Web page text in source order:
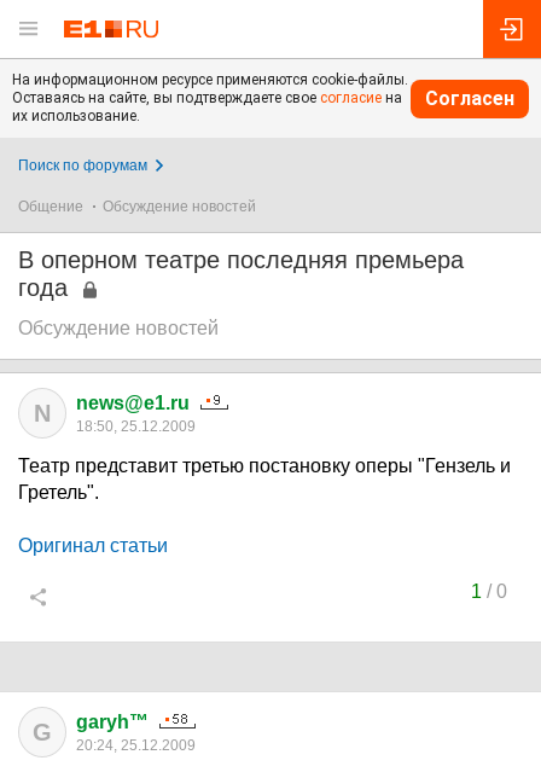
На информационном ресурсе применяются cookie-файлы.
Оставаясь на сайте, вы подтверждаете свое согласие на
их использование.
Согласен
Поиск по форумам
Общение Обсуждение новостей
В оперном театре последняя премьера
года
Обсуждение новостей
N news@e1.ru
18:50, 25.12.2009
Театр представит третью постановку оперы "Гензель и
Гретель".
Оригинал статьи
1 /0
G garyh™
20:24, 25.12.2009